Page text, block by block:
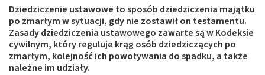
Dziedziczenie ustawowe to sposób dziedziczenia majątku
po zmarłym w sytuacji, gdy nie zostawił on testamentu.
Zasady dziedziczenia ustawowego zawarte są w Kodeksie
cywilnym, który reguluje krąg osób dziedziczących po
zmarłym, kolejność ich powoływania do spadku, a także
należne im udziały.